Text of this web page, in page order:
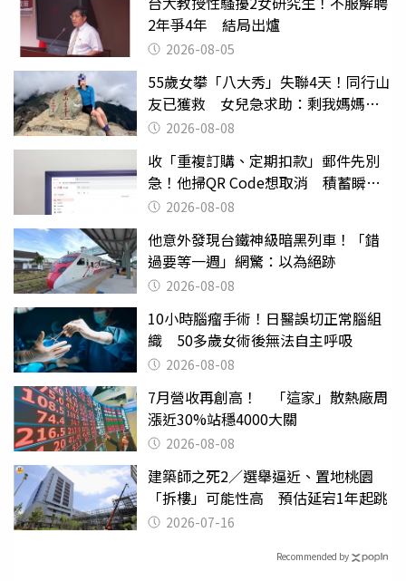
2年爭4年 結局出爐
2026-08-05
55歲女攀「八大秀」失聯4天！同行山
友已獲救 女兒急求助：剩我媽媽還
沒找到
2026-08-08
收「重複訂購、定期扣款」郵件先別
急！他掃QR Code想取消 積蓄瞬間
蒸發2026-08-08
他意外發現台鐵神級暗黑列車！「錯
過要等一週」網驚：以為絕跡
2026-08-08
10小時腦瘤手術！日醫誤切正常腦組
織 50多歲女術後無法自主呼吸
2026-08-08
7月營收再創高！ 「這家」散熱廠周
漲近30%站穩4000大關
2026-08-08
建築師之死2／選舉逼近、置地桃園
「拆樓」可能性高 預估延宕1年起跳
2026-07-16
Recommended by